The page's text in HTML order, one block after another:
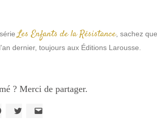
Les Enfants de la Résistance, sachez
dernier, toujours aux Éditions Larousse.
? Merci de partager.